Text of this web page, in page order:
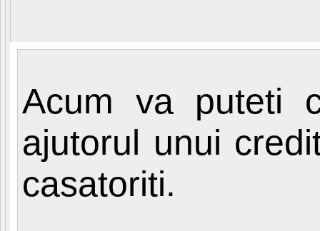
Acum va puteti
ajutorul unui
casatoriti.